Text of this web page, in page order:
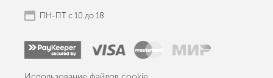
ПН-ПТ с 10 до 18